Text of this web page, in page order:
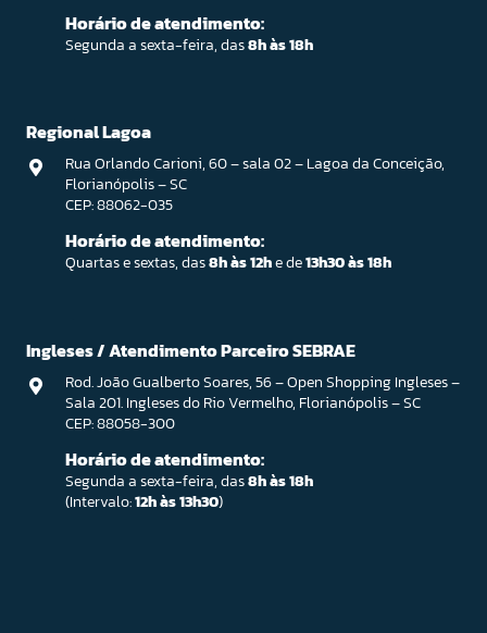
Horário de atendimento:
Segunda a sexta-feira, das8h às 18h
Regional Lagoa
Rua Orlando Carioni, 60 – sala 02 – Lagoa da Conceição,
Florianópolis – SC
CEP: 88062-035
Horário de atendimento:
Quartas e sextas, das8h às 12he de13h30 às 18h
Ingleses / Atendimento Parceiro SEBRAE
Rod. João Gualberto Soares, 56 – Open Shopping Ingleses –
Sala 201. Ingleses do Rio Vermelho, Florianópolis – SC
CEP: 88058-300
Horário de atendimento:
Segunda a sexta-feira, das8h às 18h
(Intervalo:12h às 13h30)